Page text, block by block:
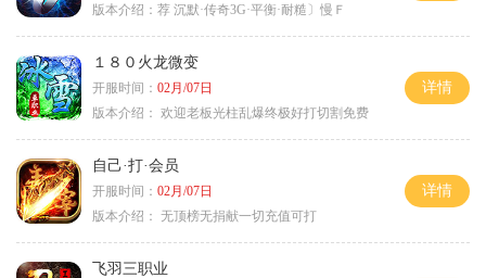
版本介绍： 荐 沉默·传奇3G·平衡·耐糙〕慢Ｆ
１８０火龙微变
开服时间： 02月/07日
版本介绍： 欢迎老板光柱乱爆终极好打切割免费
详情
自己·打·会员
开服时间： 02月/07日
版本介绍： 无顶榜无捐献一切充值可打
详情
飞羽三职业